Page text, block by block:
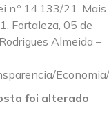
n.º 14.133/21. Mais
Fortaleza, 05 de
Almeida –
foi alterado